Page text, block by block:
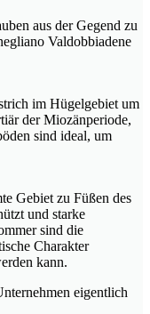
aus der Gegend zu
Valdobbiadene
im Hügelgebiet um
der Miozänperiode,
sind ideal, um
Gebiet zu Füßen des
und starke
sind die
Charakter
kann.
eigentlich